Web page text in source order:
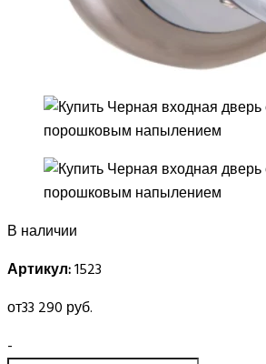
В наличии
Артикул:1523
от33 290 руб.
-